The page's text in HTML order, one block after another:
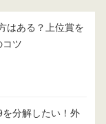
はある？上位賞を
コツ
分解したい！外